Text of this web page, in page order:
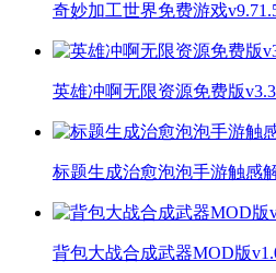
奇妙加工世界免费游戏
英雄冲啊无限资源免费版
标题生成治愈泡泡手游触感
背包大战合成武器MOD版